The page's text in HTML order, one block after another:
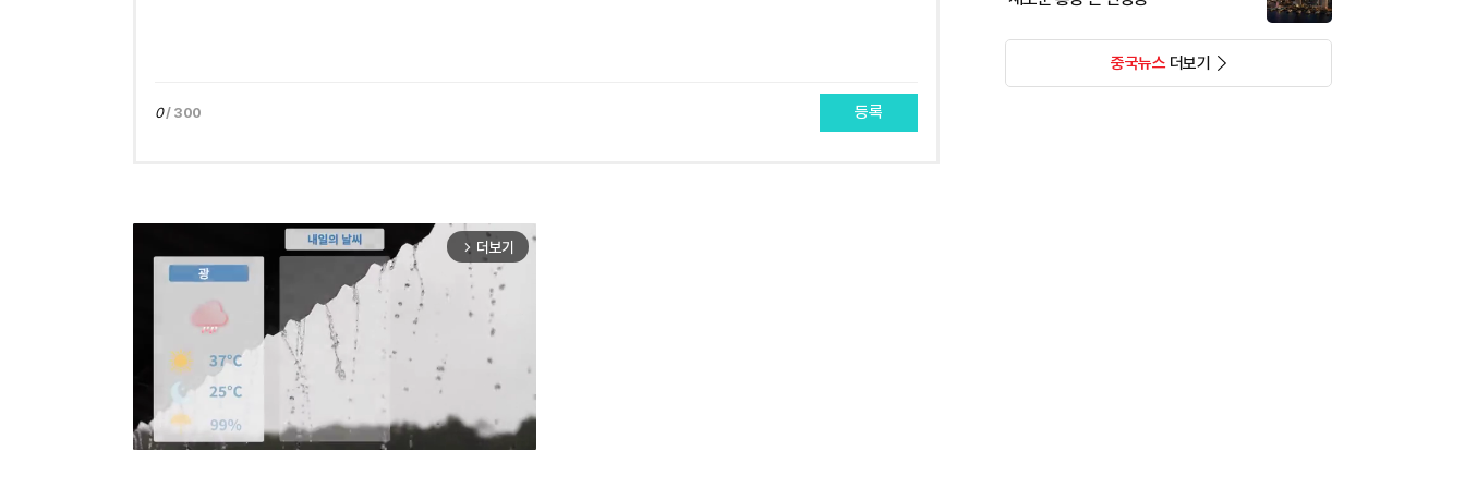
0/ 300 등록
arrow_forward_ios 더보기
중국뉴스더보기